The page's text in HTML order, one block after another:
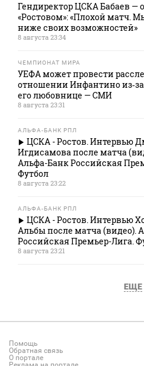
Гендиректор ЦСКА Бабаев —
«Ростовом»: «Плохой матч.
ниже своих возможностей»
8 августа 23:34
ЧЕМПИОНАТ МИРА
УЕФА может провести
отношении Инфантино
его любовнице — СМИ
8 августа 23:31
АЛЬФА-БАНК РПЛ
ЦСКА - Ростов. Интервью
Игдисамова после матча
Альфа-Банк Российская
Футбол
8 августа 23:22
АЛЬФА-БАНК РПЛ
ЦСКА - Ростов. Интервью
Альбы после матча (видео).
Российская Премьер-Лига.
8 августа 23:21
ЕЩЕ
Помощь
Обратная связь
О портале